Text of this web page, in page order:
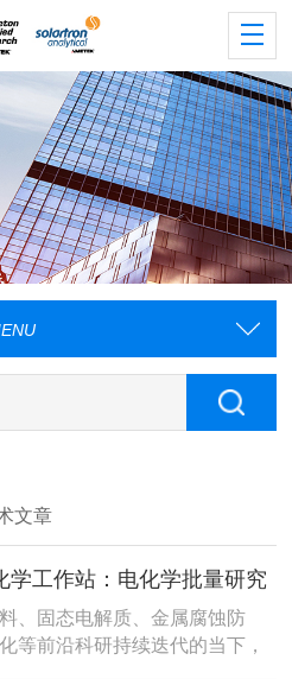
文章
学工作站：电化学批量研究
基石
、固态电解质、金属腐蚀防
等前沿科研持续迭代的当下，